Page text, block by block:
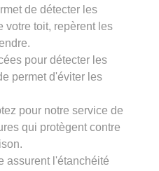
de détecter les
votre toit, repèrent les
pour détecter les
permet d'éviter les
pour notre service de
qui protègent contre
assurent l'étanchéité